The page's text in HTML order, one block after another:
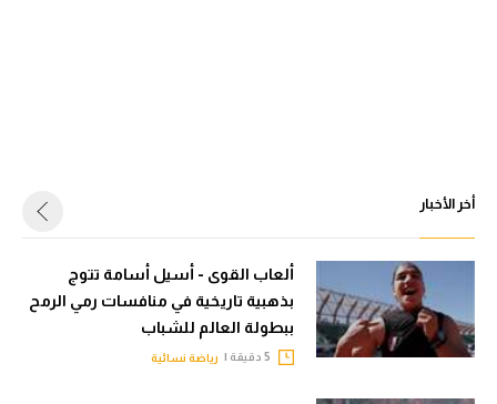
أخر الأخبار
ألعاب القوى - أسيل أسامة تتوج
بذهبية تاريخية في منافسات رمي الرمح
ببطولة العالم للشباب
رياضة نسائية